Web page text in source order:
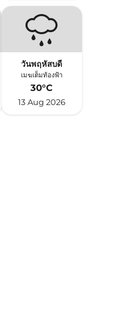
วันพฤหัสบดี
เมฆเต็มท้องฟ้า
30°C
13 Aug 2026